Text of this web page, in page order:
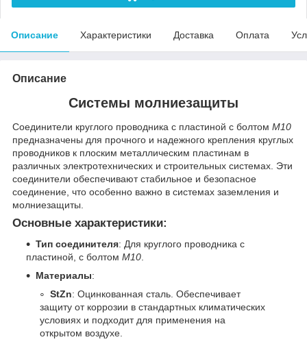
Описание Характеристики Доставка Оплата
Описание
Системы молниезащиты
Соединители круглого проводника с пластиной с болтом M10
предназначены для прочного и надежного крепления круглых
проводников к плоским металлическим пластинам в
различных электротехнических и строительных системах. Эти
соединители обеспечивают стабильное и безопасное
соединение, что особенно важно в системах заземления и
молниезащиты.
Основные характеристики:
Тип соединителя: Для круглого проводника с
пластиной, с болтом M10.
Материалы:
StZn: Оцинкованная сталь. Обеспечивает
защиту от коррозии в стандартных климатических
условиях и подходит для применения на
открытом воздухе.